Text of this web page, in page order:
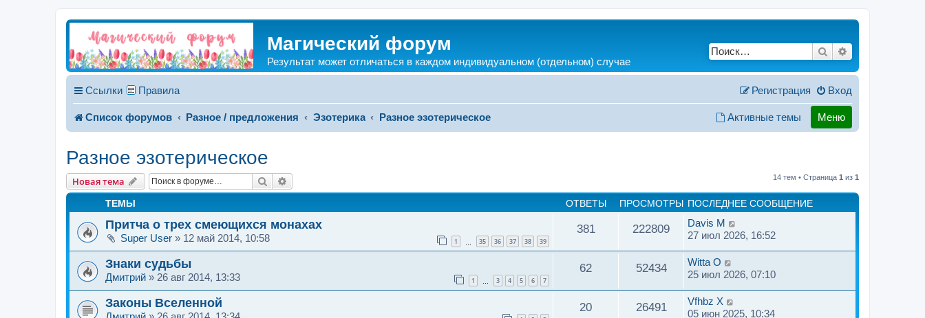
Магический форум
Результат может отличаться в каждом индивидуальном (отдельном) случае
Поиск
Ссылки Правила Вход
Регистрация
Список форумов Разное / предложения Эзотерика Разное эзотерическое Активные темы Меню
Разное эзотерическое
Новая тема Поиск 14 тем • Страница 1 из 1
ТЕМЫ ОТВЕТЫ ПРОСМОТРЫ ПОСЛЕДНЕЕ СООБЩЕНИЕ
Притча о трех смеющихся монахах
Super User » 12 май 2014, 10:58 1 35 36 37 38 39
381 222809
Davis M
27 июл 2026, 16:52
Знаки судьбы
Дмитрий » 26 авг 2014, 13:33 1 3 4 5 6 7
62 52434
Witta O
25 июл 2026, 07:10
Законы Вселенной 20 26491
Vfhbz X
05 июн 2025, 10:34